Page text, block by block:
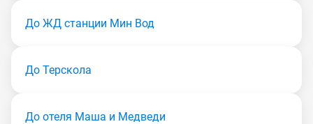
До ЖД станции Мин Вод
До Терскола
До отеля Маша и Медведи